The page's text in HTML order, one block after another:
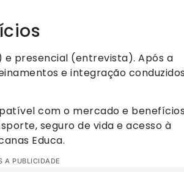
presencial (entrevista). Após a
e integração
com o mercado e
seguro de vida e acesso à
Educa.
A PUBLICIDADE